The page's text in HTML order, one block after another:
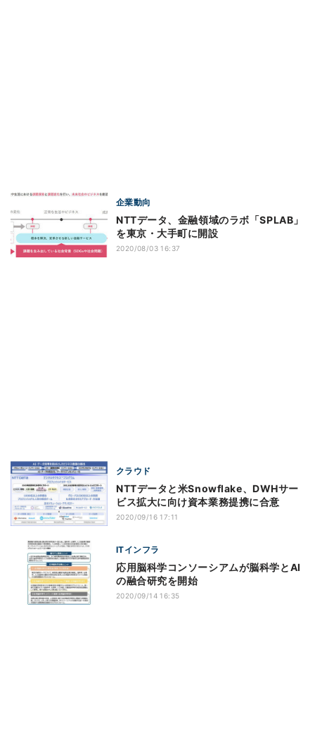
企業動向
NTTデータ、金融領域のラボ「SPLAB」
を東京・大手町に開設
2020/08/03 16:37
クラウド
NTTデータと米Snowflake、DWHサー
ビス拡大に向け資本業務提携に合意
2020/09/16 17:11
ITインフラ
応用脳科学コンソーシアムが脳科学とAI
の融合研究を開始
2020/09/14 16:35